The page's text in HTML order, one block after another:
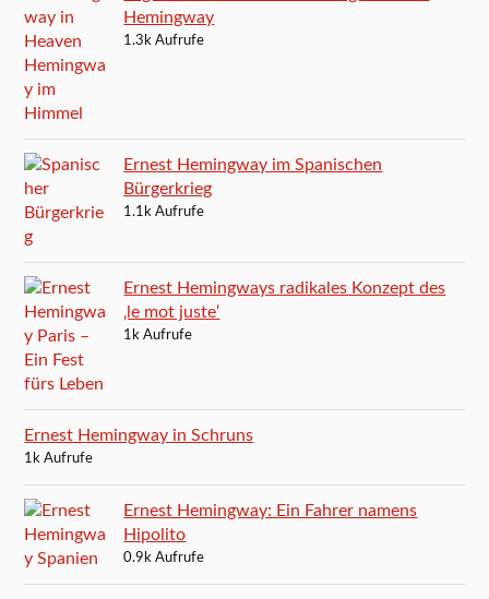
Hemingway
1.3k Aufrufe
Ernest Hemingway im Spanischen
Bürgerkrieg
1.1k Aufrufe
Ernest Hemingways radikales Konzept des
‚le mot juste‘
1k Aufrufe
Ernest Hemingway in Schruns
1k Aufrufe
Ernest Hemingway: Ein Fahrer namens
Hipolito
0.9k Aufrufe